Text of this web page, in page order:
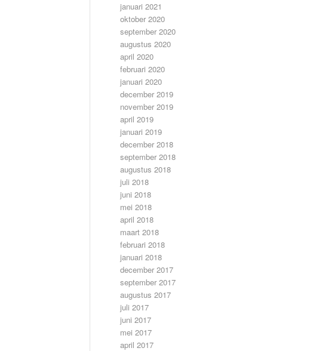
januari 2021
oktober 2020
september 2020
augustus 2020
april 2020
februari 2020
januari 2020
december 2019
november 2019
april 2019
januari 2019
december 2018
september 2018
augustus 2018
juli 2018
juni 2018
mei 2018
april 2018
maart 2018
februari 2018
januari 2018
december 2017
september 2017
augustus 2017
juli 2017
juni 2017
mei 2017
april 2017